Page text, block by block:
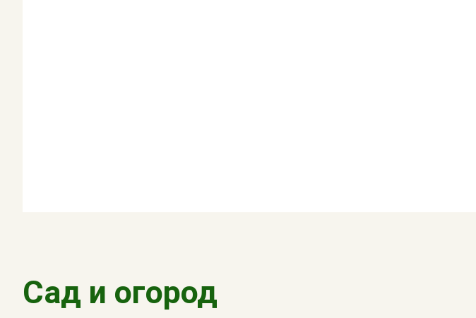
Сад и огород